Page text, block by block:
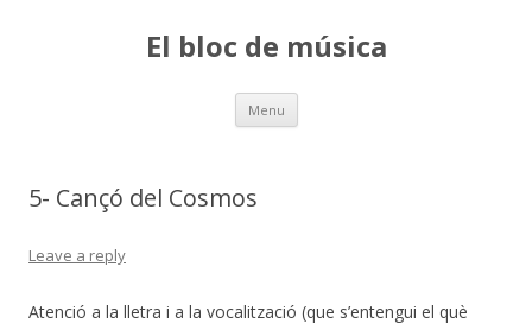
El bloc de música
Menu Skip
content
5- Cançó del Cosmos
Leave a reply
Atenció a la lletra i a la vocalització (que s’entengui el què